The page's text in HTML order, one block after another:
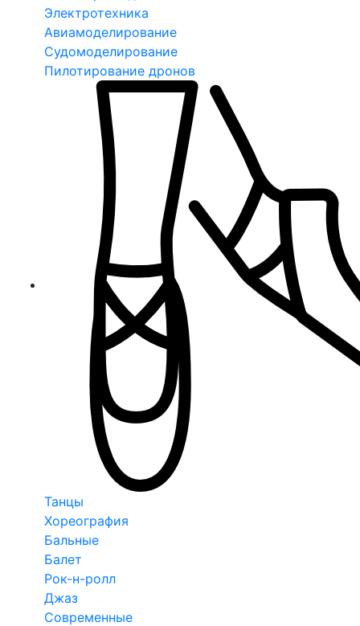
Электротехника
Авиамоделирование
Судомоделирование
Пилотирование дронов
Танцы
Хореография
Бальные
Балет
Рок-н-ролл
Джаз
Современные